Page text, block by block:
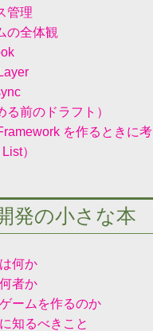
管理
の全体観
る前のドラフト）
を作るときに考
）
発の小さな本
何か
者か
ームを作るのか
知るべきこと